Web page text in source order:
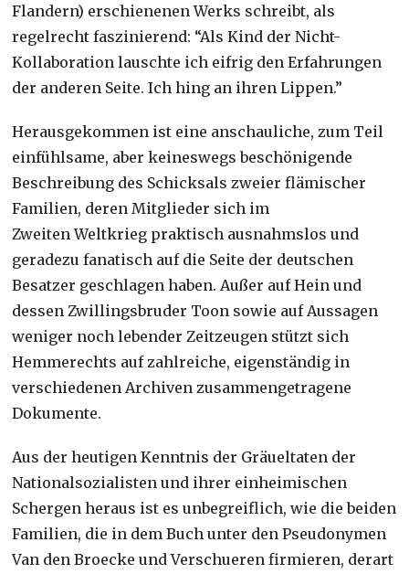
Flandern) erschienenen Werks schreibt, als
regelrecht faszinierend: “Als Kind der Nicht-
Kollaboration lauschte ich eifrig den Erfahrungen
der anderen Seite. Ich hing an ihren Lippen.”
Herausgekommen ist eine anschauliche, zum Teil
einfühlsame, aber keineswegs beschönigende
Beschreibung des Schicksals zweier flämischer
Familien, deren Mitglieder sich im
Zweiten Weltkrieg praktisch ausnahmslos und
geradezu fanatisch auf die Seite der deutschen
Besatzer geschlagen haben. Außer auf Hein und
dessen Zwillingsbruder Toon sowie auf Aussagen
weniger noch lebender Zeitzeugen stützt sich
Hemmerechts auf zahlreiche, eigenständig in
verschiedenen Archiven zusammengetragene
Dokumente.
Aus der heutigen Kenntnis der Gräueltaten der
Nationalsozialisten und ihrer einheimischen
Schergen heraus ist es unbegreiflich, wie die beiden
Familien, die in dem Buch unter den Pseudonymen
Van den Broecke und Verschueren firmieren, derart